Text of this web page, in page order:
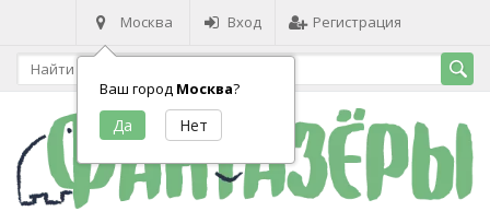
Москва
Ваш город Москва?
Вход Регистрация